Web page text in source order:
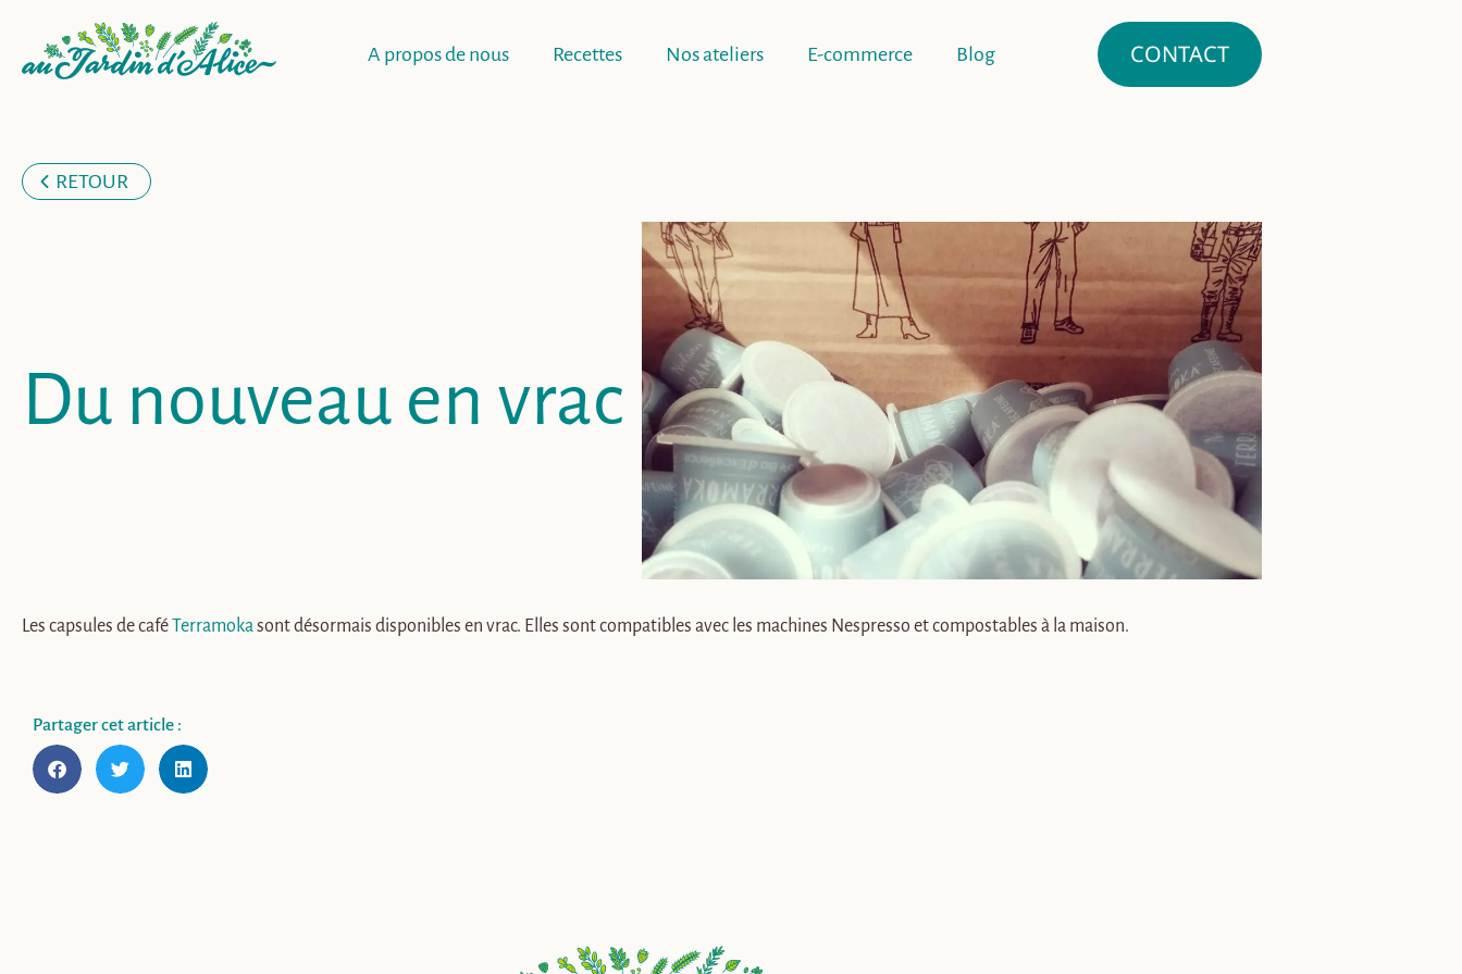
A propos de nous Recettes Nos ateliers E-commerce Blog CONTACT
RETOUR
Du nouveau en vrac
Les capsules de caféTerramokasont désormais disponibles en vrac. Elles sont compatibles avec les machines Nespresso et compostables à la maison.
Partager cet article :